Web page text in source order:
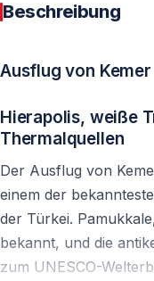
Beschreibung
Ausflug von
Hierapolis, weiße
Thermalquellen
Der Ausflug von
einem der
der Türkei.
bekannt, und die
zum UNESCO-